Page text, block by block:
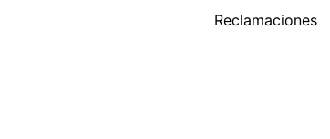
Reclamaciones